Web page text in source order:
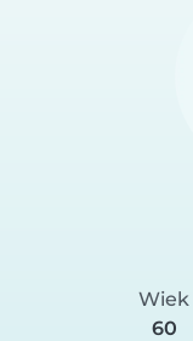
Wiek
60